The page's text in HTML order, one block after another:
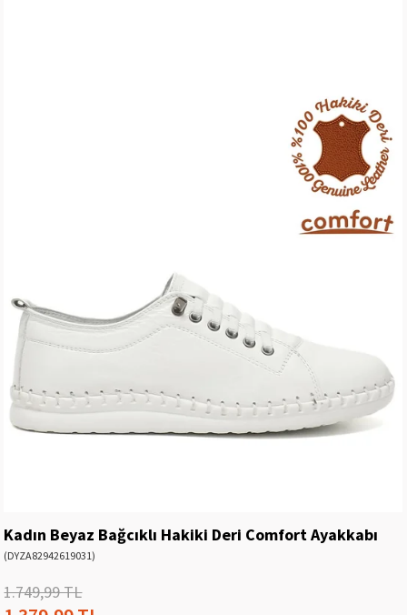
Kadın Beyaz Bağcıklı Hakiki Deri Comfort Ayakkabı
(DYZA82942619031)
1.749,99 TL